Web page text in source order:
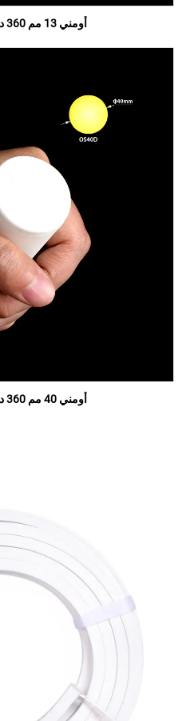
أومني 13 مم 360 درجة أضواء نيون
أومني 40 مم 360 درجة أضواء نيون